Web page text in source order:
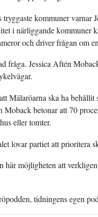
kommuner varnar
i närliggande kommuner
och driver frågan om
fråga. Jessica Aftén
Mälaröarna ska ha behållit
Moback betonar att 70
eller tomter.
lovar partiet att prioritera
möjligheten att
tidningens egen